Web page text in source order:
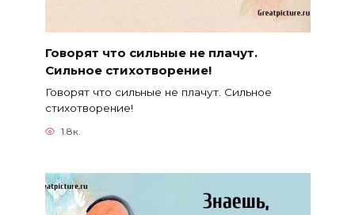
Говорят что сильные не плачут.
Сильное стихотворение!
Говорят что сильные не плачут. Сильное
стихотворение!
1.8к.